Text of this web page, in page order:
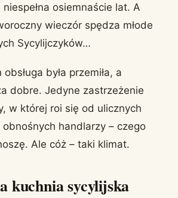
niespełna osiemnaście lat. A
wieczór spędza młode
Sycylijczyków…
była przemiła, a
dobre. Jedyne zastrzeżenie
w której roi się od ulicznych
handlarzy – czego
Ale cóż – taki klimat.
kuchnia sycylijska